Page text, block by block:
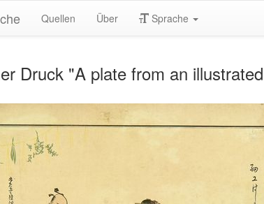
Quellen Über Sprache
Druck "A plate from an